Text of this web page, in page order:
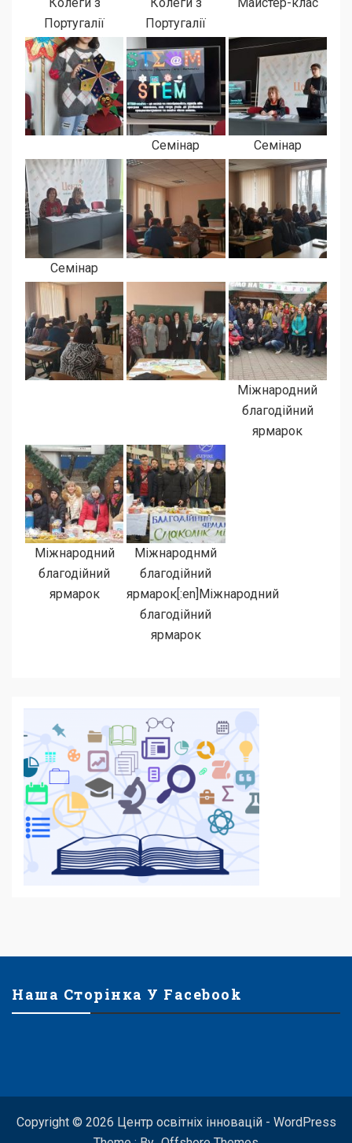
Португалії
Португалії
Семінар Семінар
Семінар
Міжнародний
благодійний
ярмарок
Міжнародний
благодійний
ярмарок
Міжнароднмй
благодійний
ярмарок[:en]Міжнародний
благодійний
ярмарок
Наша Сторінка У Facebook
Copyright © 2026 Центр освітніх інновацій - WordPress